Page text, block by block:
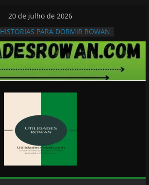
20 de julho de 2026
HISTORIAS PARA DORMIR ROWAN